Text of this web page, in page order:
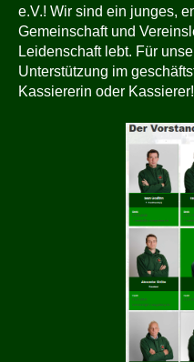
e.V.! Wir sind ein junges,
Gemeinschaft und
Leidenschaft lebt. Für
Unterstützung im
Kassiererin oder Kassierer!